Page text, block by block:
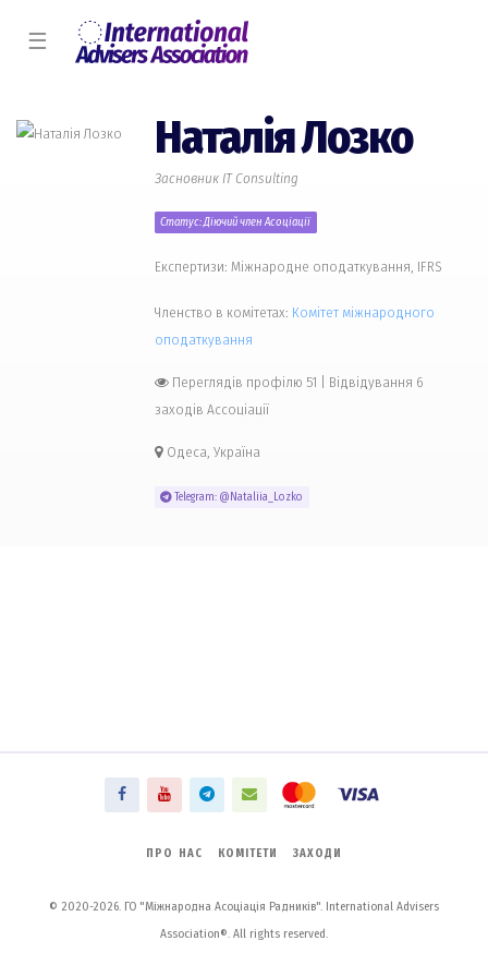
☰
Наталія Лозко
Засновник IT Consulting
Статус: Діючий член Асоціації
Експертизи: Міжнародне оподаткування, IFRS
Членство в комітетах: Комiтет міжнародного
оподаткування
Переглядів профілю 51
Відвідування 6
заходів Ассоціації
Одеса, Україна
Telegram: @Nataliia_Lozko
ПРО НАС КОМІТЕТИ ЗАХОДИ
© 2020-2026. ГО "Міжнародна Асоціація Радників". International Advisers
Association®. All rights reserved.